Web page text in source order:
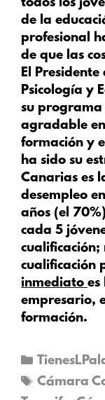
todos los
de la
profesional
de que las
El
Psicología y
su programa
agradable
formación y
ha sido su
Canarias es
desempleo
años (el
cada 5
cualificación;
cualificación
inmediato es
empresario,
formación.
Cámara